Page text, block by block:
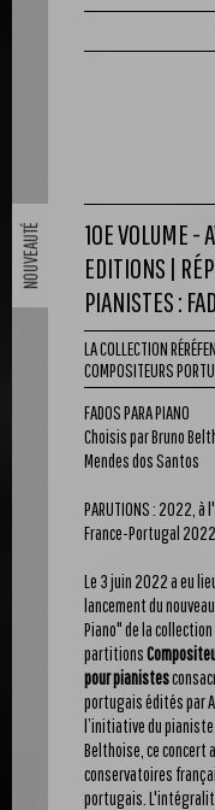
10E VOLUME -
EDITIONS |
PIANISTES :
LA COLLECTION
COMPOSITEURS
FADOS PARA PIANO
Choisis par Bruno
Mendes dos Santos
PARUTIONS : 2022,
France-Portugal 2022
Le 3 juin 2022 a eu
lancement du
Piano" de la collection
partitions
pour pianistes
portugais édités par
l’initiative du
Belthoise, ce concert
conservatoires
portugais.